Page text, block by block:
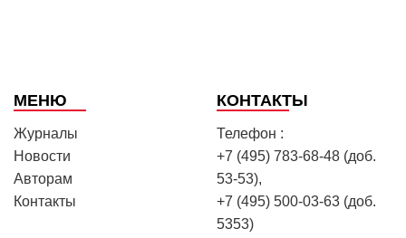
МЕНЮ
Журналы
Новости
Авторам
Контакты
КОНТАКТЫ
Телефон :
+7 (495) 783-68-48 (доб.
53-53),
+7 (495) 500-03-63 (доб.
5353)